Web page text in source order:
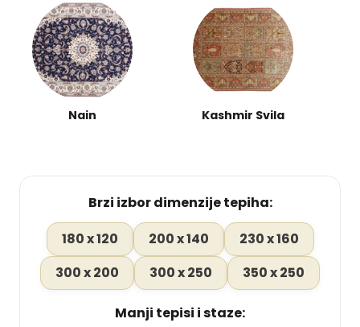
Nain Kashmir Svila
Brzi izbor dimenzije tepiha:
180 x 120
200 x 140
230 x 160
300 x 200
300 x 250 350 x 250
Manji tepisi i staze: